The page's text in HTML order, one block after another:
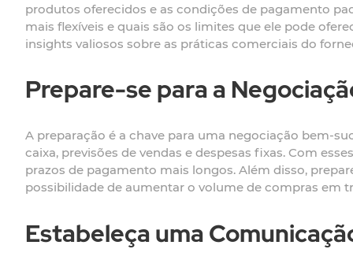
produtos oferecidos e as condições de pagamento
mais flexíveis e quais são os limites que ele pode
insights valiosos sobre as práticas comerciais do
Prepare-se para a
A preparação é a chave para uma negociação bem-
caixa, previsões de vendas e despesas fixas. Com
prazos de pagamento mais longos. Além disso,
possibilidade de aumentar o volume de compras em
Estabeleça uma